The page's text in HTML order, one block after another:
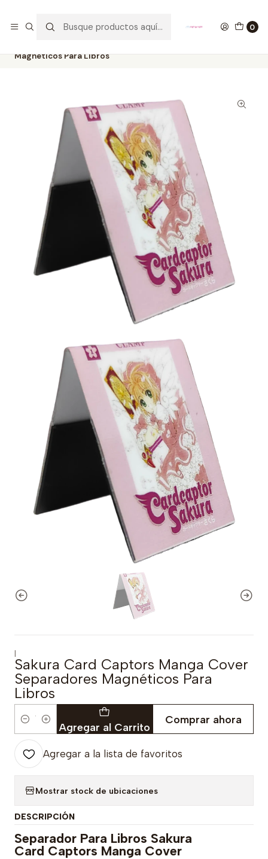
0
Magnéticos Para Libros
|
Sakura Card Captors Manga Cover
Separadores Magnéticos Para
Libros
Cantidad Agregar al Carrito
Comprar ahora
Agregar a la lista de favoritos
Mostrar stock de ubicaciones
DESCRIPCIÓN
Separador Para Libros Sakura
Card Captors Manga Cover